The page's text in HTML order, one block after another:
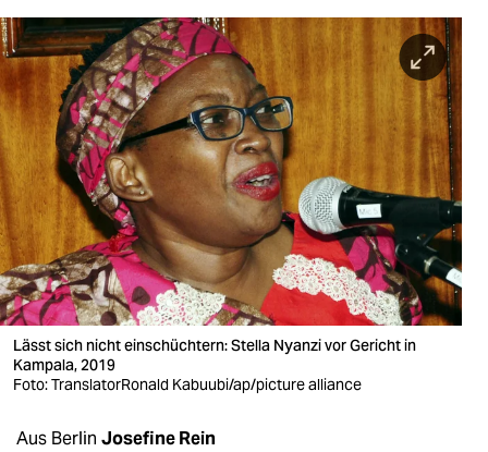
sport
berlin
nord
wahrheit
verlag
verlag
veranstaltungen
shop
fragen & hilfe
unterstützen
Lässt sich nicht einschüchtern: Stella Nyanzi vor Gericht in
Kampala, 2019
Foto: TranslatorRonald Kabuubi/ap/picture alliance
Aus Berlin Josefine Rein